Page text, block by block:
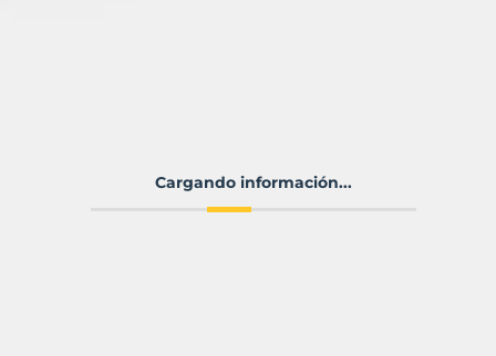
Cargando información...